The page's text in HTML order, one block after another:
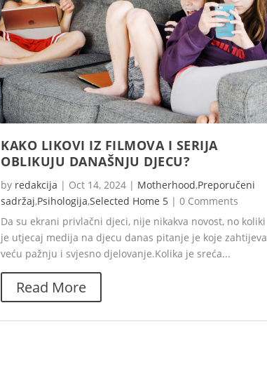
KAKO LIKOVI IZ FILMOVA I SERIJA
OBLIKUJU DANAŠNJU DJECU?
by redakcija | Oct 14, 2024 | Motherhood,Preporučeni
sadržaj,Psihologija,Selected Home 5 | 0 Comments
Da su ekrani privlačni djeci, nije nikakva novost, no koliki
je utjecaj medija na djecu danas pitanje je koje zahtijeva
veću pažnju i svjesno djelovanje.Kolika je sreća...
Read More